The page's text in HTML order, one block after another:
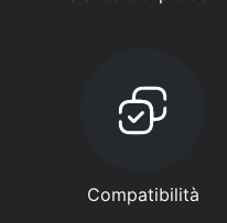
Compatibilità